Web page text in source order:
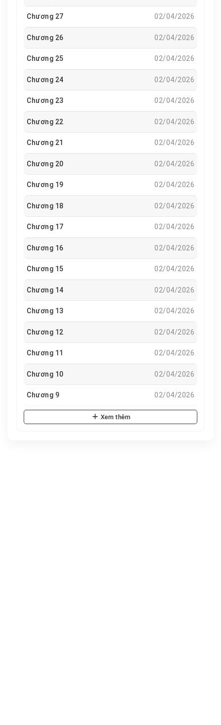
Chương 27 02/04/2026
Chương 26 02/04/2026
Chương 25 02/04/2026
Chương 24 02/04/2026
Chương 23 02/04/2026
Chương 22 02/04/2026
Chương 21 02/04/2026
Chương 20 02/04/2026
Chương 19 02/04/2026
Chương 18 02/04/2026
Chương 17 02/04/2026
Chương 16 02/04/2026
Chương 15 02/04/2026
Chương 14 02/04/2026
Chương 13 02/04/2026
Chương 12 02/04/2026
Chương 11 02/04/2026
Chương 10 02/04/2026
Chương 9 02/04/2026
Xem thêm